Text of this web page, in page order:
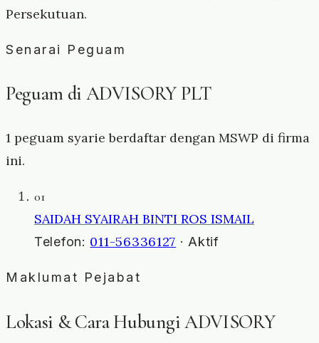
Persekutuan.
Senarai Peguam
Peguam di ADVISORY PLT
1 peguam syarie berdaftar dengan MSWP di firma
ini.
01
SAIDAH SYAIRAH BINTI ROS ISMAIL
Telefon: 011-56336127 · Aktif
Maklumat Pejabat
Lokasi & Cara Hubungi ADVISORY